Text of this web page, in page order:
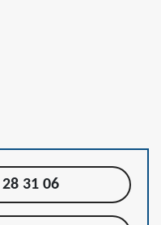
31 06